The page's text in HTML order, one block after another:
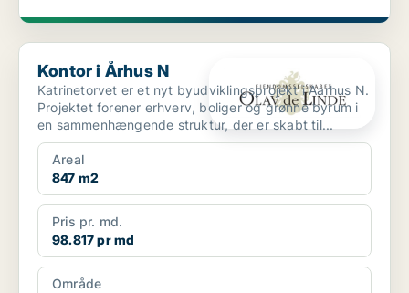
Kontor i Århus N
Kontor i Århus N
Katrinetorvet er et nyt byudviklingsprojekt i Aarhus N.
Projektet forener erhverv, boliger og grønne byrum i
en sammenhængende struktur, der er skabt til...
Areal
847 m2
Pris pr. md.
98.817 pr md
Område